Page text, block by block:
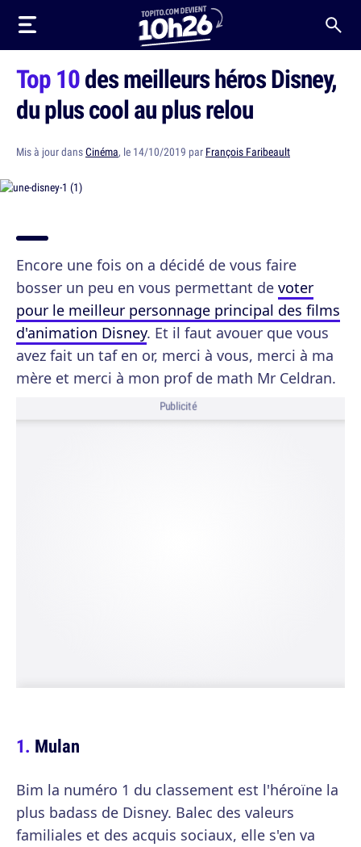
Top 10des meilleurs héros Disney,
du plus cool au plus relou
Mis à jour dansCinéma, le 14/10/2019 par François Faribeault
Encore une fois on a décidé de vous faire
bosser un peu en vous permettant de voter
pour le meilleur personnage principal des films
d'animation Disney. Et il faut avouer que vous
avez fait un taf en or, merci à vous, merci à ma
mère et merci à mon prof de math Mr Celdran.
Publicité
Mulan
Bim la numéro 1 du classement est l'héroïne la
plus badass de Disney. Balec des valeurs
familiales et des acquis sociaux, elle s'en va